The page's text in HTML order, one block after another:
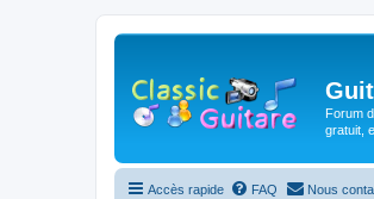
Forum
gratuit,
Accès rapide FAQ Nous